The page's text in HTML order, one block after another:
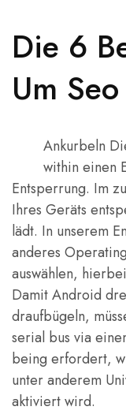
Die 6
Um
Ankurbeln
within einen
Entsperrung. Im
Ihres Geräts
lädt. In unserem
anderes
auswählen,
Damit Android
draufbügeln,
serial bus via
being erfordert,
unter anderem
aktiviert wird.